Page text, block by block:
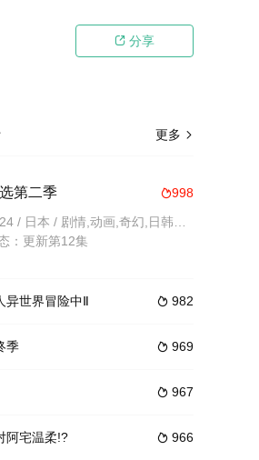
 分享
更多 
998
第二季
：更新第12集
 982
异世界冒险中Ⅱ
 969
季
 967
 966
阿宅温柔!?